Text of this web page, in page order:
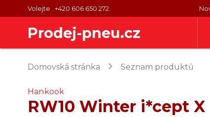
Volejte +420 606 650 272
Prodej-pneu.cz
Domovská stránka keyboard_arrow_right Seznam produktů
Hankook
RW10 Winter i*cept X